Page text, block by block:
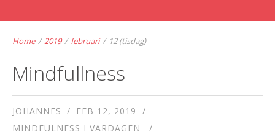
Home /2019 / februari / 12 (tisdag)
Mindfullness
JOHANNES
FEB 12, 2019
MINDFULNESS I VARDAGEN